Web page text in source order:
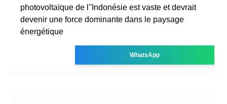
photovoltaïque de l''Indonésie est vaste et devrait
devenir une force dominante dans le paysage
énergétique
WhatsApp